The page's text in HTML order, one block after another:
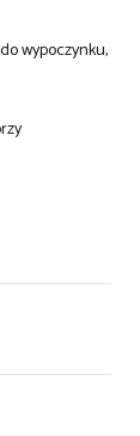
wypoczynku,